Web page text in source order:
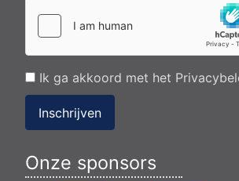
Ik ga akkoord met het
Inschrijven
Onze sponsors